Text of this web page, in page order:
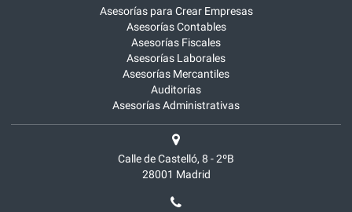
Asesorías para Crear Empresas
Asesorías Contables
Asesorías Fiscales
Asesorías Laborales
Asesorías Mercantiles
Auditorías
Asesorías Administrativas
Calle de Castelló, 8 - 2ºB
28001 Madrid